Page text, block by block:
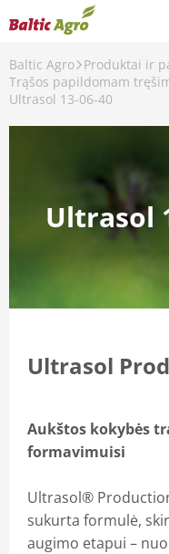
Baltic Agro Produktai ir
Trąšos papildomam
Ultrasol 13-06-40
Ultrasol
Ultrasol
Aukštos kokybės
formavimuisi
Ultrasol®
sukurta formulė,
augimo etapui –